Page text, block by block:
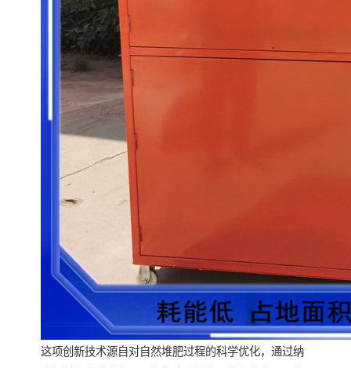
这项创新技术源自对自然堆肥过程的科学优化，通过纳